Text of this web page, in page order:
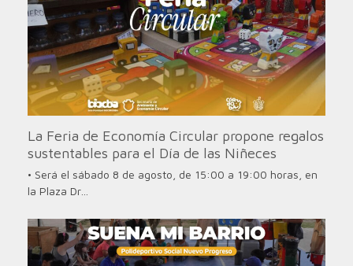
La Feria de Economía Circular propone regalos
sustentables para el Día de las Niñeces
• Será el sábado 8 de agosto, de 15:00 a 19:00 horas, en
la Plaza Dr…